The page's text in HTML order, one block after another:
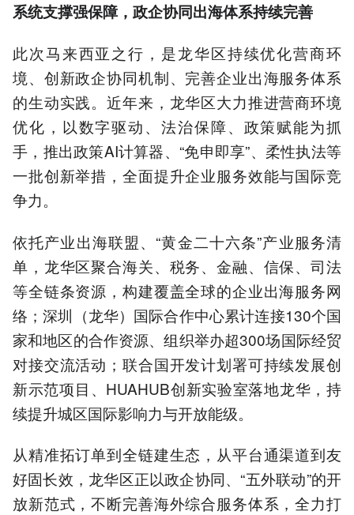
系统支撑强保障，政企协同出海体系持续完善
此次马来西亚之行，是龙华区持续优化营商环
境、创新政企协同机制、完善企业出海服务体系
的生动实践。近年来，龙华区大力推进营商环境
优化，以数字驱动、法治保障、政策赋能为抓
手，推出政策AI计算器、“免申即享”、柔性执法等
一批创新举措，全面提升企业服务效能与国际竞
争力。
依托产业出海联盟、“黄金二十六条”产业服务清
单，龙华区聚合海关、税务、金融、信保、司法
等全链条资源，构建覆盖全球的企业出海服务网
络；深圳（龙华）国际合作中心累计连接130个国
家和地区的合作资源、组织举办超300场国际经贸
对接交流活动；联合国开发计划署可持续发展创
新示范项目、HUAHUB创新实验室落地龙华，持
续提升城区国际影响力与开放能级。
从精准拓订单到全链建生态，从平台通渠道到友
好固长效，龙华区正以政企协同、“五外联动”的开
放新范式，不断完善海外综合服务体系，全力打